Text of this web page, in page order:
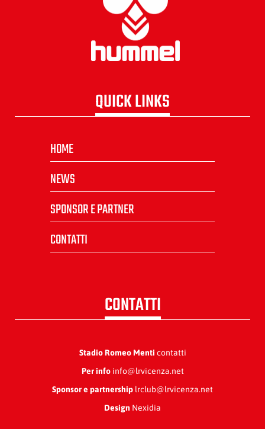
QUICK LINKS
HOME
NEWS
SPONSOR E PARTNER
CONTATTI
CONTATTI
Stadio Romeo Menti contatti
Per infoinfo@lrvicenza.net
Sponsor e partnership lrclub@lrvicenza.net
Design Nexidia